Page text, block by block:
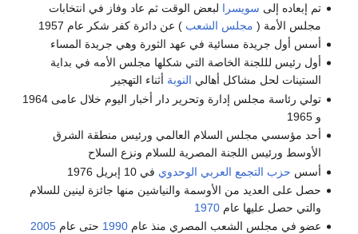
تم إبعاده إلى سويسرا لبعض الوقت ثم عاد وفاز في انتخابات
مجلس الأمة ( مجلس الشعب ) عن دائرة كفر شكر عام 1957
أسس أول جريدة مسائية في عهد الثورة وهي جريدة المساء
أول رئيس لللجنة الخاصة التي شكلها مجلس الأمه في بداية
الستينات لحل مشاكل أهالي النوبة أثناء التهجير
تولي رئاسة مجلس إدارة وتحرير دار أخبار اليوم خلال عامى 1964
و 1965
أحد مؤسسي مجلس السلام العالمي ورئيس منطقة الشرق
الأوسط ورئيس اللجنة المصرية للسلام ونزع السلاح
أسس حزب التجمع العربي الوحدوي في 10 إبريل 1976
حصل على العديد من الأوسمة والنياشين منها جائزة لينين للسلام
والتي حصل عليها عام1970
عضو في مجلس الشعب المصري منذ عام1990 حتى عام2005